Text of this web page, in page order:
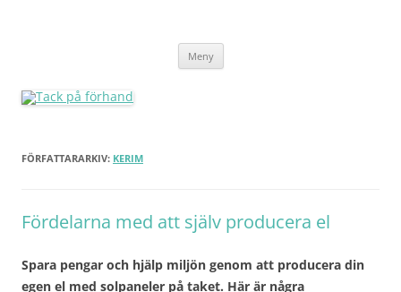
Meny Hoppa
innehåll
FÖRFATTARARKIV: KERIM
Fördelarna med att själv producera el
Spara pengar och hjälp miljön genom att producera din
egen el med solpaneler på taket. Här är några